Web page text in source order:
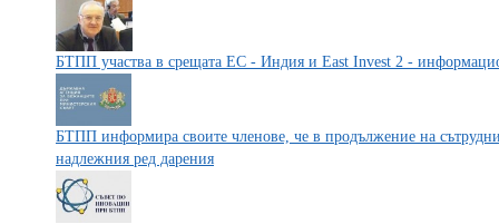
БТПП участва в срещата ЕС - Индия и East Invest 2 -
БТПП информира своите членове, че в продължение на
надлежния ред дарения